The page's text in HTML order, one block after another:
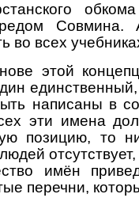
Совмина.
во всех
этой
единственный,
написаны в
эти имена
позицию, то
имён
перечни,